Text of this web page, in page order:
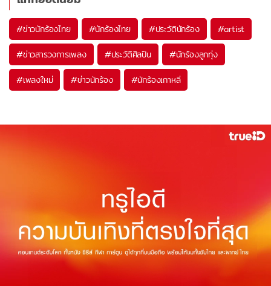
#ข่าวนักร้องไทย #นักร้องไทย #ประวัตินักร้อง #artist
#ข่าวสารวงการเพลง #ประวัติศิลปิน #นักร้องลูกทุ่ง
#เพลงใหม่ #ข่าวนักร้อง #นักร้องเกาหลี